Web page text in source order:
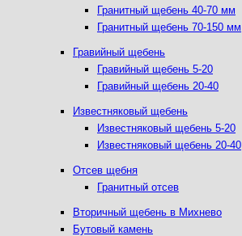
Гранитный щебень 40-70 мм
Гранитный щебень 70-150 мм
Гравийный щебень
Гравийный щебень 5-20
Гравийный щебень 20-40
Известняковый щебень
Известняковый щебень 5-20
Известняковый щебень 20-40
Отсев щебня
Гранитный отсев
Вторичный щебень в Михнево
Бутовый камень